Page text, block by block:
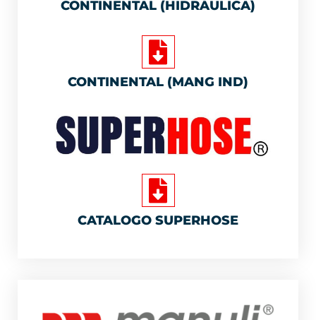
CONTINENTAL (HIDRÁULICA)
CONTINENTAL (MANG IND)
CATALOGO SUPERHOSE